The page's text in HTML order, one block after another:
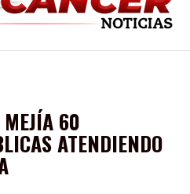
SALDÍVAR A 500 NUEVAS EMPRESARIAS
BENEFICIADAS DEL PROGRAMA
MEJÍA 60
ATENDIENDO